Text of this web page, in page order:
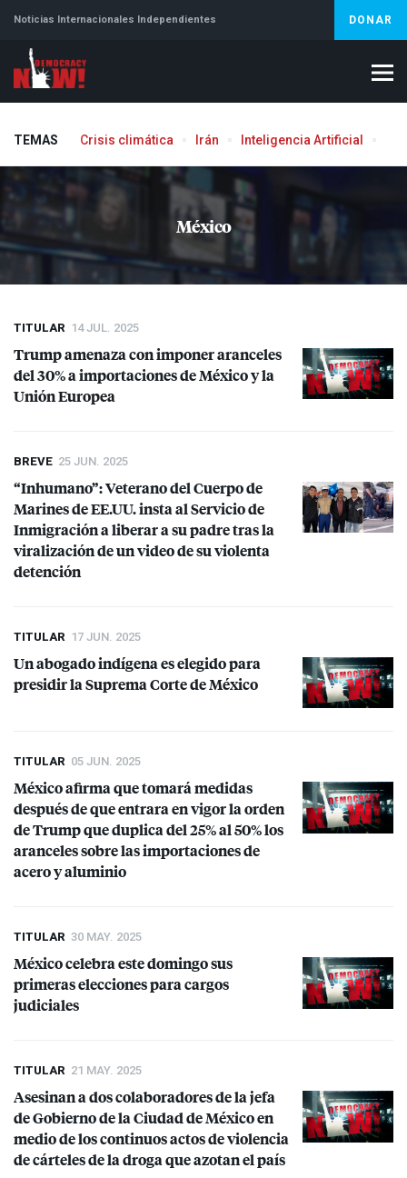
Noticias Internacionales Independientes DONAR
TEMAS Crisis climática Irán Inteligencia Artificial
México
TITULAR 14 JUL. 2025
Trump amenaza con imponer aranceles
del 30% a importaciones de México y la
Unión Europea
BREVE 25 JUN. 2025
“Inhumano”: Veterano del Cuerpo de
Marines de EE.UU. insta al Servicio de
Inmigración a liberar a su padre tras la
viralización de un video de su violenta
detención
TITULAR 17 JUN. 2025
Un abogado indígena es elegido para
presidir la Suprema Corte de México
TITULAR 05 JUN. 2025
México afirma que tomará medidas
después de que entrara en vigor la orden
de Trump que duplica del 25% al 50% los
aranceles sobre las importaciones de
acero y aluminio
TITULAR 30 MAY. 2025
México celebra este domingo sus
primeras elecciones para cargos
judiciales
TITULAR 21 MAY. 2025
Asesinan a dos colaboradores de la jefa
de Gobierno de la Ciudad de México en
medio de los continuos actos de violencia
de cárteles de la droga que azotan el país